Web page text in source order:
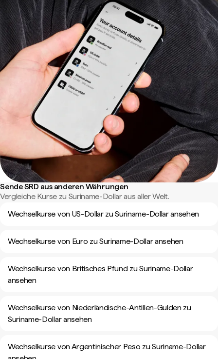
Sende SRD aus anderen Währungen
Vergleiche Kurse zu Suriname-Dollar aus aller Welt.
Wechselkurse von US-Dollar zu Suriname-Dollar ansehen
Wechselkurse von Euro zu Suriname-Dollar ansehen
Wechselkurse von Britisches Pfund zu Suriname-Dollar
ansehen
Wechselkurse von Niederländische-Antillen-Gulden zu
Suriname-Dollar ansehen
Wechselkurse von Argentinischer Peso zu Suriname-Dollar